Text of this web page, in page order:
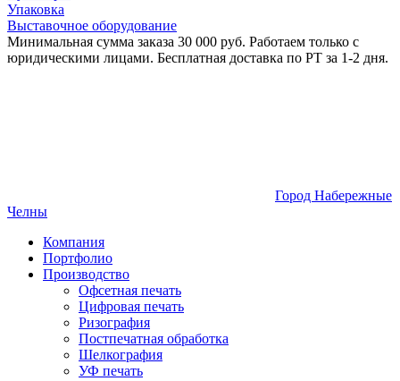
Упаковка
Выставочное оборудование
Минимальная сумма заказа 30 000 руб. Работаем только с
юридическими лицами. Бесплатная доставка по РТ за 1-2 дня.
Город Набережные
Челны
Компания
Портфолио
Производство
Офсетная печать
Цифровая печать
Ризография
Постпечатная обработка
Шелкография
УФ печать